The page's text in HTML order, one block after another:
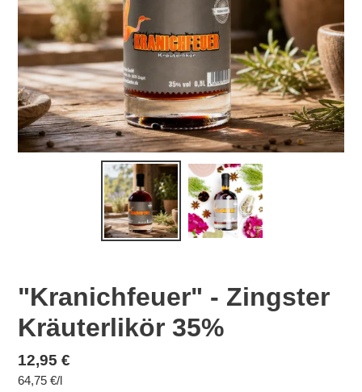
"Kranichfeuer" - Zingster
Kräuterlikör 35%
Normaler
Preis
12,95 €
Einzelpreis
64,75 €/pro
l